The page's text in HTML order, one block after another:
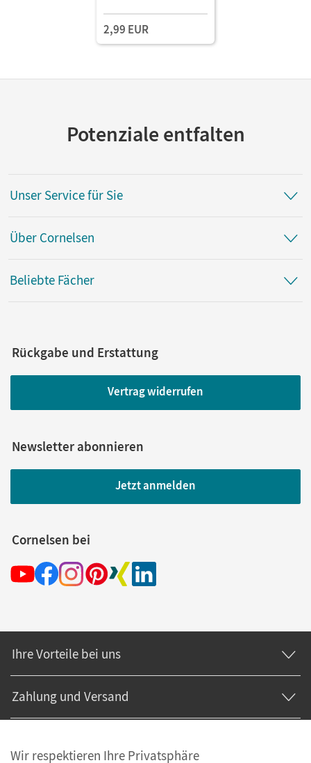
2,99 EUR
Potenziale entfalten
Unser Service für Sie
Über Cornelsen
Beliebte Fächer
Rückgabe und Erstattung
Vertrag widerrufen
Newsletter abonnieren
Jetzt anmelden
Cornelsen bei
Ihre Vorteile bei uns
Zahlung und Versand
Wir respektieren Ihre Privatsphäre